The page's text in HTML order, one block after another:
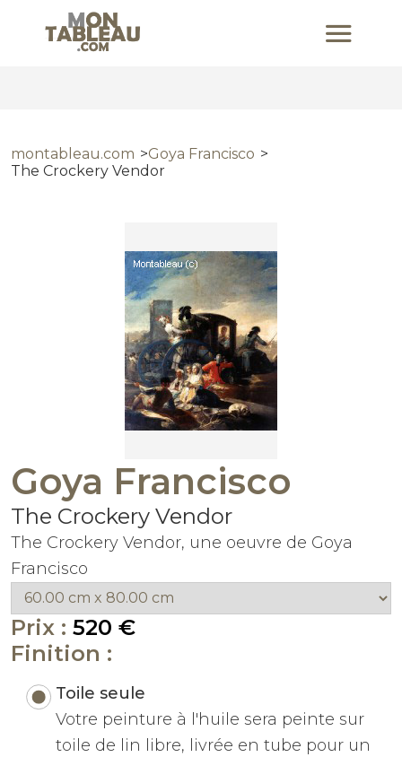
montableau.com
Goya Francisco
The Crockery Vendor
Goya Francisco
The Crockery Vendor
The Crockery Vendor, une oeuvre de Goya
Francisco
Prix : 520 €
Finition :
Toile seule
Votre peinture à l'huile sera peinte sur
toile de lin libre, livrée en tube pour un